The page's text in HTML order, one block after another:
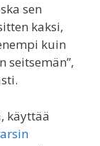
sen
kaksi,
kuin
seitsemän”,
käyttää